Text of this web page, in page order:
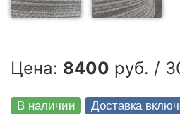
Цена: 8400 руб. /
В наличии
Доставка